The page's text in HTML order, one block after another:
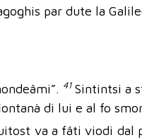
par dute la
41 Sintintsi a
di lui e al fo
va a fâti viodi dal